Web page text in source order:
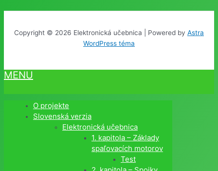
Copyright © 2026 Elektronická učebnica | Powered by Astra
WordPress téma
MENU
O projekte
Slovenská verzia
Elektronická učebnica
1. kapitola – Základy
spaľovacích motorov
Test